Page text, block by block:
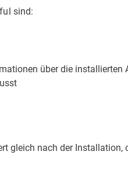
sind:
über die installierten
gleich nach der